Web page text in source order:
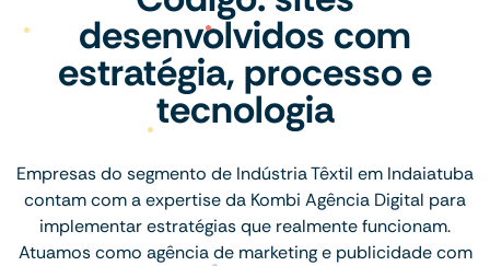
desenvolvidos com
estratégia, processo e
tecnologia
Empresas do segmento de Indústria Têxtil em Indaiatuba
contam com a expertise da Kombi Agência Digital para
implementar estratégias que realmente funcionam.
Atuamos como agência de marketing e publicidade com